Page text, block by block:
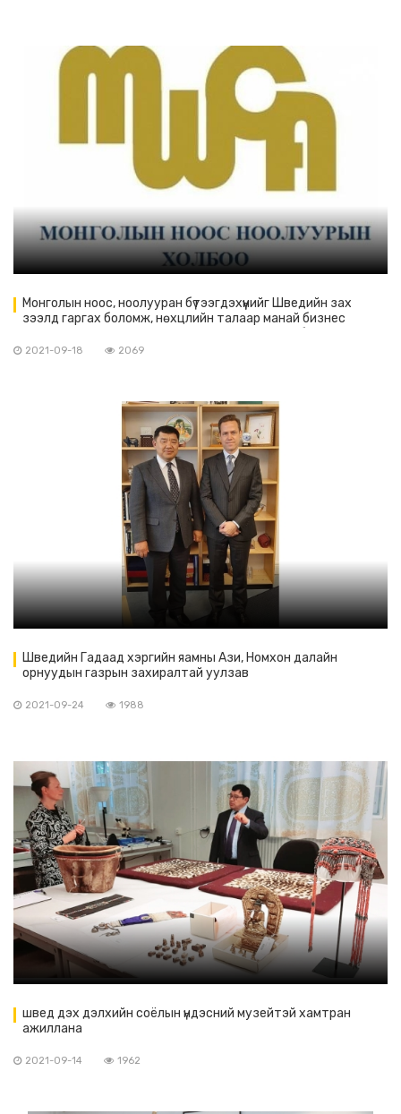
Монголын ноос, ноолууран бүтээгдэхүүнийг Шведийн зах
зээлд гаргах боломж, нөхцлийн талаар манай бизнес
болов
2021-09-18 2069
Шведийн Гадаад хэргийн яамны Ази, Номхон далайн
орнуудын газрын захиралтай уулзав
2021-09-24 1988
швед дэх дэлхийн соёлын үндэсний музейтэй хамтран
ажиллана
2021-09-14 1962